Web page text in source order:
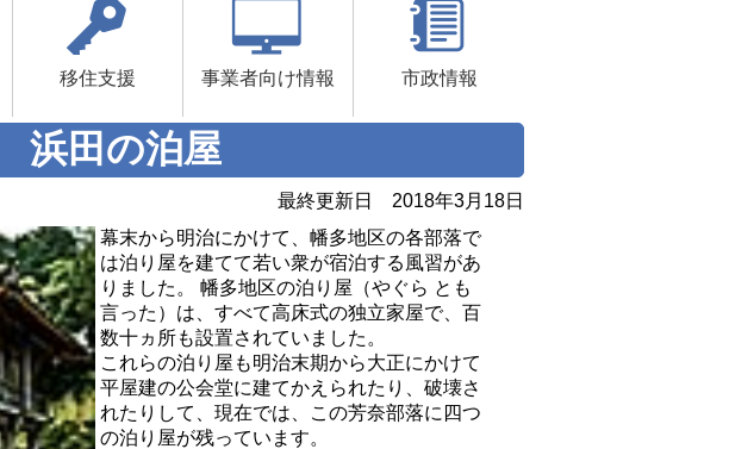
移住支援 事業者向け情報 市政情報
浜田の泊屋
最終更新日 2018年3月18日
幕末から明治にかけて、幡多地区の各部落で
は泊り屋を建てて若い衆が宿泊する風習があ
りました。 幡多地区の泊り屋（やぐら とも
言った）は、すべて高床式の独立家屋で、百
数十ヵ所も設置されていました。
これらの泊り屋も明治末期から大正にかけて
平屋建の公会堂に建てかえられたり、破壊さ
れたりして、現在では、この芳奈部落に四つ
の泊り屋が残っています。